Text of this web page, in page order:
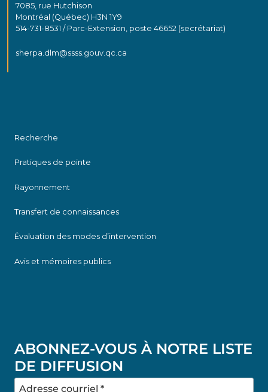
7085, rue Hutchison
Montréal (Québec) H3N 1Y9
514-731-8531 / Parc-Extension, poste 46652 (secrétariat)
sherpa.dlm@ssss.gouv.qc.ca
Recherche
Pratiques de pointe
Rayonnement
Transfert de connaissances
Évaluation des modes d’intervention
Avis et mémoires publics
ABONNEZ-VOUS À NOTRE LISTE
DE DIFFUSION